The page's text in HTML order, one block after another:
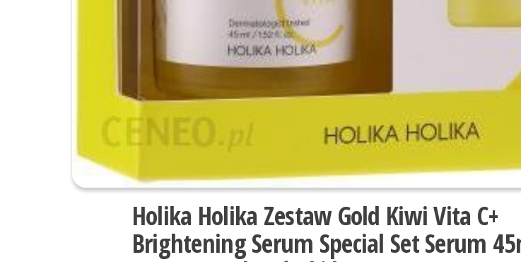
Holika Holika Zestaw Gold Kiwi Vita C+
Brightening Serum Special Set Serum